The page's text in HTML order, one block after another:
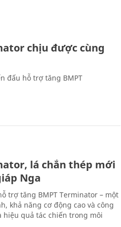
chịu được cùng
đấu hỗ trợ tăng BMPT
lá chắn thép mới
Nga
trợ tăng BMPT Terminator – một
khả năng cơ động cao và công
hiệu quả tác chiến trong môi